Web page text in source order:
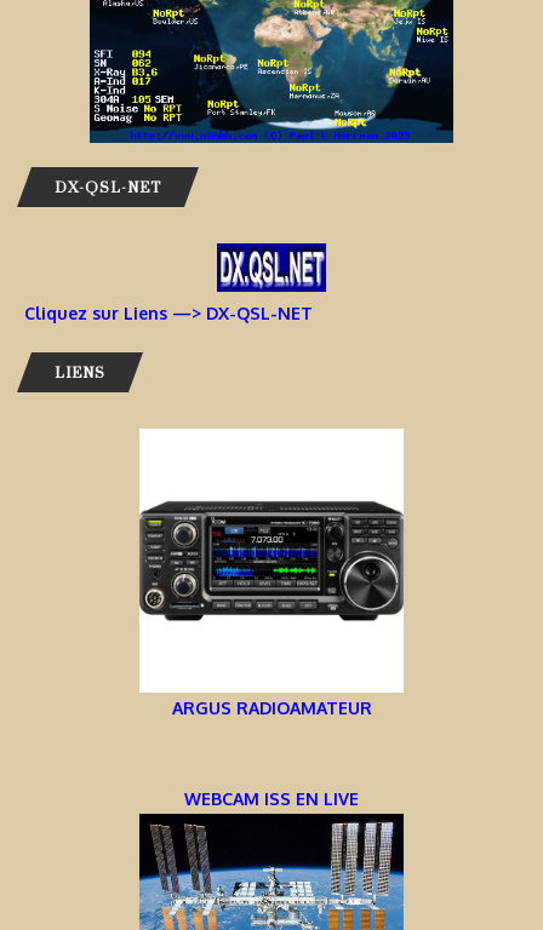
DX-QSL-NET
Cliquez sur Liens —> DX-QSL-NET
LIENS
ARGUS RADIOAMATEUR
WEBCAM ISS EN LIVE